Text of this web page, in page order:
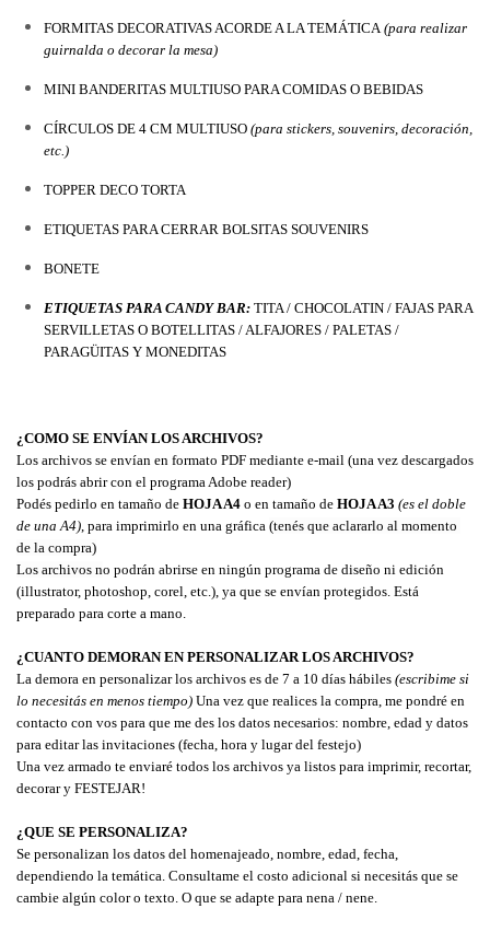
FORMITAS DECORATIVAS ACORDE A LA TEMÁTICA (para realizar
guirnalda o decorar la mesa)
MINI BANDERITAS MULTIUSO PARA COMIDAS O BEBIDAS
CÍRCULOS DE 4 CM MULTIUSO (para stickers, souvenirs, decoración,
etc.)
TOPPER DECO TORTA
ETIQUETAS PARA CERRAR BOLSITAS SOUVENIRS
BONETE
ETIQUETAS PARA CANDY BAR: TITA / CHOCOLATIN / FAJAS PARA
SERVILLETAS O BOTELLITAS / ALFAJORES / PALETAS /
PARAGÜITAS Y MONEDITAS
¿COMO SE ENVÍAN LOS ARCHIVOS?
Los archivos se envían en formato PDF mediante e-mail (una vez descargados
los podrás abrir con el programa Adobe reader)
Podés pedirlo en tamaño de HOJA A4 o en tamaño de HOJA A3 (es el doble
de una A4), para imprimirlo en una gráfica (tenés que aclararlo al momento
de la compra)
Los archivos no podrán abrirse en ningún programa de diseño ni edición
(illustrator, photoshop, corel, etc.), ya que se envían protegidos. Está
preparado para corte a mano.
¿CUANTO DEMORAN EN PERSONALIZAR LOS ARCHIVOS?
La demora en personalizar los archivos es de 7 a 10 días hábiles (escribime si
lo necesitás en menos tiempo) Una vez que realices la compra, me pondré en
contacto con vos para que me des los datos necesarios: nombre, edad y datos
para editar las invitaciones (fecha, hora y lugar del festejo)
Una vez armado te enviaré todos los archivos ya listos para imprimir, recortar,
decorar y FESTEJAR!
¿QUE SE PERSONALIZA?
Se personalizan los datos del homenajeado, nombre, edad, fecha,
dependiendo la temática. Consultame el costo adicional si necesitás que se
cambie algún color o texto. O que se adapte para nena / nene.